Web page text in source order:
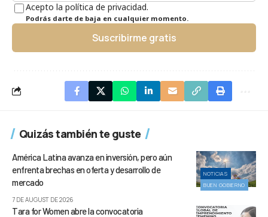
Acepto la política de privacidad.
Podrás darte de baja en cualquier momento.
Suscribirme gratis
Quizás también te guste
NOTICIAS
BUEN GOBIERNO
América Latina avanza en inversión, pero aún
enfrenta brechas en oferta y desarrollo de
mercado
7 DE AUGUST DE 2026
Tara for Women abre la convocatoria